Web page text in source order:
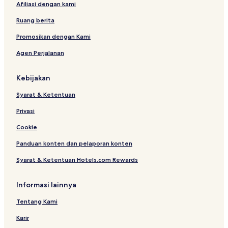
H
G
A
i
r
p
r
p
o
r
t
A
r
r
i
v
l
Afiliasi dengan kami
Ruang berita
Promosikan dengan Kami
Agen Perjalanan
Kebijakan
Syarat & Ketentuan
Privasi
Cookie
Panduan konten dan pelaporan konten
Syarat & Ketentuan Hotels.com Rewards
Informasi lainnya
Tentang Kami
Karir